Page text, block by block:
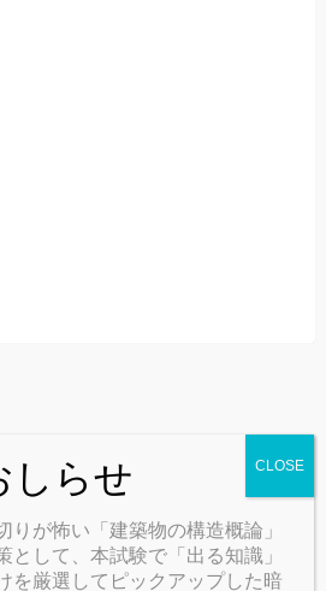
りが怖い「建築物の構造概論」
として、本試験で「出る知識」
を厳選してピックアップした暗